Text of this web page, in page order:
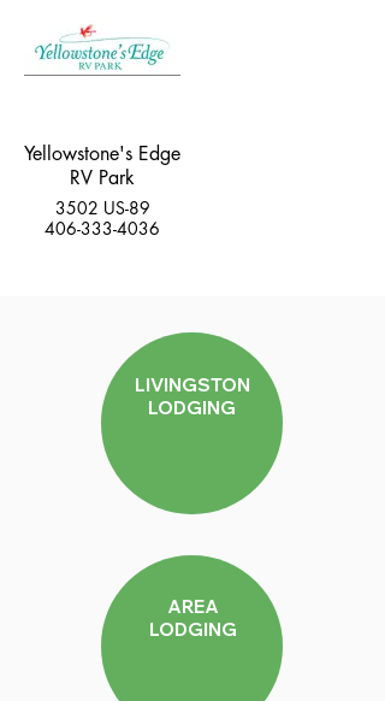
Yellowstone's Edge
RV Park
3502 US-89
406-333-4036
LIVINGSTON
LODGING
AREA
LODGING